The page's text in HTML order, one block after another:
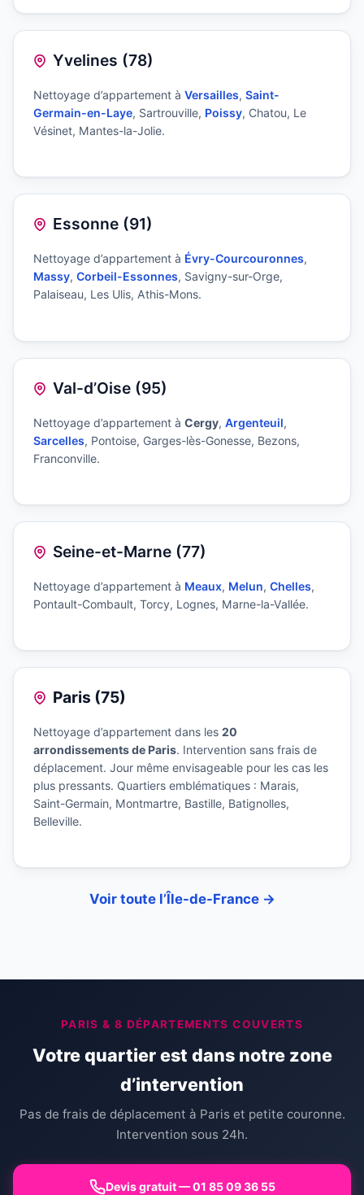
Yvelines (78)
Nettoyage d’appartement à Versailles, Saint-
Germain-en-Laye, Sartrouville, Poissy, Chatou, Le
Vésinet, Mantes-la-Jolie.
Essonne (91)
Nettoyage d’appartement à Évry-Courcouronnes,
Massy, Corbeil-Essonnes, Savigny-sur-Orge,
Palaiseau, Les Ulis, Athis-Mons.
Val-d’Oise (95)
Nettoyage d’appartement à Cergy, Argenteuil,
Sarcelles, Pontoise, Garges-lès-Gonesse, Bezons,
Franconville.
Seine-et-Marne (77)
Nettoyage d’appartement à Meaux, Melun, Chelles,
Pontault-Combault, Torcy, Lognes, Marne-la-Vallée.
Paris (75)
Nettoyage d’appartement dans les 20
arrondissements de Paris. Intervention sans frais de
déplacement. Jour même envisageable pour les cas les
plus pressants. Quartiers emblématiques : Marais,
Saint-Germain, Montmartre, Bastille, Batignolles,
Belleville.
Voir toute l’Île-de-France →
PARIS & 8 DÉPARTEMENTS COUVERTS
Votre quartier est dans notre zone
d’intervention
Pas de frais de déplacement à Paris et petite couronne.
Intervention sous 24h.
Devis gratuit — 01 85 09 36 55